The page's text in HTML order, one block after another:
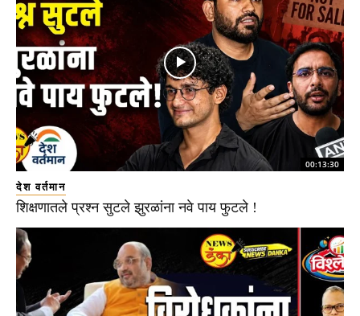
00:13:30
देश वर्तमान
शिक्षणातले प्रश्न सुटले झुरळांना नवे पाय फुटले !